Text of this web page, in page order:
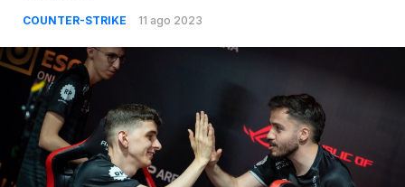
COUNTER-STRIKE 11 ago 2023